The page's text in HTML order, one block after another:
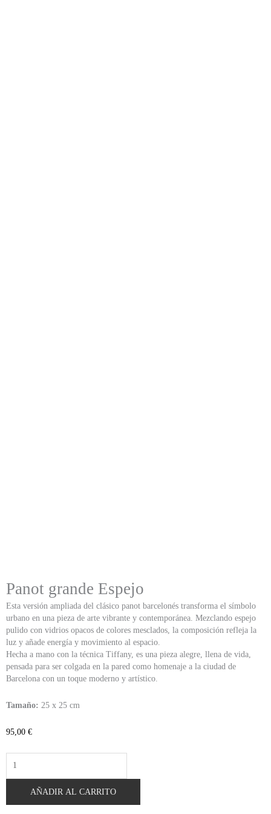
Panot grande Espejo
Esta versión ampliada del clásico panot barcelonés transforma el símbolo
urbano en una pieza de arte vibrante y contemporánea. Mezclando espejo
pulido con vidrios opacos de colores mesclados, la composición refleja la
luz y añade energía y movimiento al espacio.
Hecha a mano con la técnica Tiffany, es una pieza alegre, llena de vida,
pensada para ser colgada en la pared como homenaje a la ciudad de
Barcelona con un toque moderno y artístico.
Tamaño: 25 x 25 cm
95,00 €
grande
cantidadAÑADIR AL CARRITO